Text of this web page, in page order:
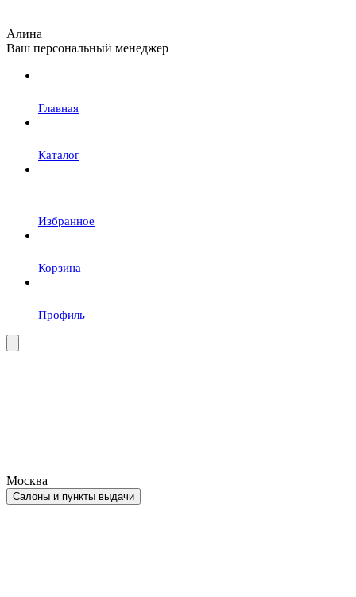
Алина
Ваш персональный менеджер
Главная
Каталог
Избранное
Корзина
Профиль
Москва
Салоны и пункты выдачи